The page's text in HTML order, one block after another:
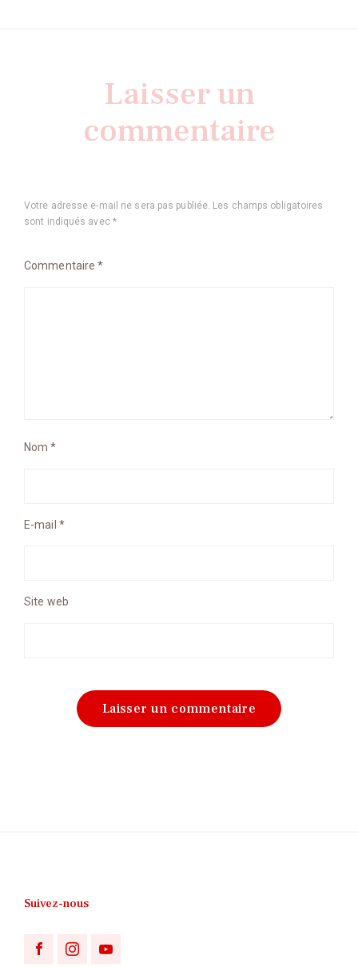
Laisser un
commentaire
Votre adresse e-mail ne sera pas publiée. Les champs obligatoires
sont indiqués avec *
Commentaire*
Nom*
E-mail *
Site web
Suivez-nous